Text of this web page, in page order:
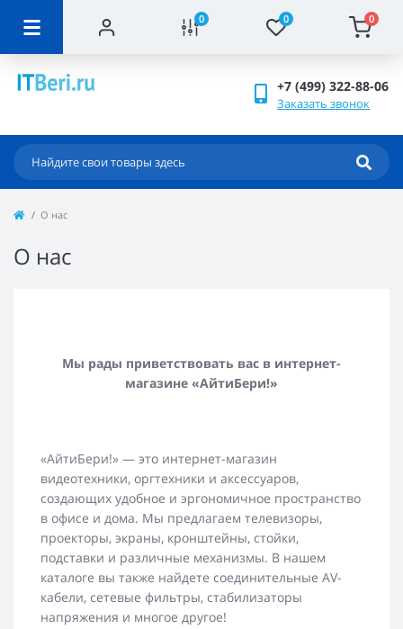
0 0 0
+7 (499) 322-88-06
Заказать звонок
О нас
О нас
Мы рады приветствовать вас в интернет-
магазине «АйтиБери!»
«АйтиБери!» — это интернет-магазин
видеотехники, оргтехники и аксессуаров,
создающих удобное и эргономичное пространство
в офисе и дома. Мы предлагаем телевизоры,
проекторы, экраны, кронштейны, стойки,
подставки и различные механизмы. В нашем
каталоге вы также найдете соединительные AV-
кабели, сетевые фильтры, стабилизаторы
напряжения и многое другое!